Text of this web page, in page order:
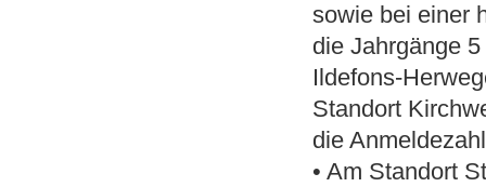
sowie bei einer
die Jahrgänge
Ildefons-
Standort
die
• Am Standort